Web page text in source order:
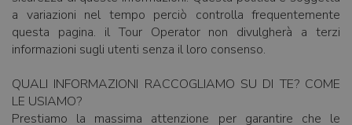
a variazioni nel tempo perciò controlla frequentemente
questa pagina. il Tour Operator non divulgherà a terzi
informazioni sugli utenti senza il loro consenso.
QUALI INFORMAZIONI RACCOGLIAMO SU DI TE? COME
LE USIAMO?
Prestiamo la massima attenzione per garantire che le